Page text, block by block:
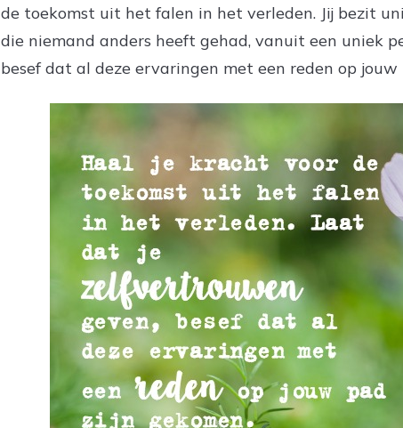
de toekomst uit het falen in het verleden. Jij bezit
die niemand anders heeft gehad, vanuit een uniek
besef dat al deze ervaringen met een reden op jouw